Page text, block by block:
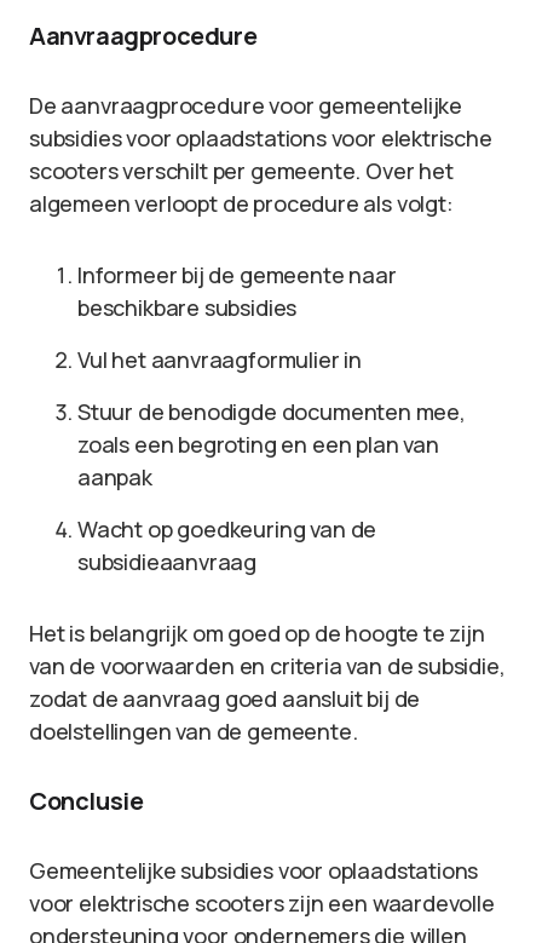
Aanvraagprocedure
De aanvraagprocedure voor gemeentelijke
subsidies voor oplaadstations voor elektrische
scooters verschilt per gemeente. Over het
algemeen verloopt de procedure als volgt:
Informeer bij de gemeente naar
beschikbare subsidies
Vul het aanvraagformulier in
Stuur de benodigde documenten mee,
zoals een begroting en een plan van
aanpak
Wacht op goedkeuring van de
subsidieaanvraag
Het is belangrijk om goed op de hoogte te zijn
van de voorwaarden en criteria van de subsidie,
zodat de aanvraag goed aansluit bij de
doelstellingen van de gemeente.
Conclusie
Gemeentelijke subsidies voor oplaadstations
voor elektrische scooters zijn een waardevolle
ondersteuning voor ondernemers die willen